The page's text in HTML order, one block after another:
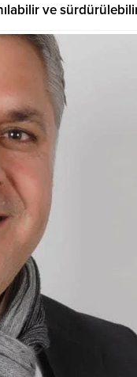
ve